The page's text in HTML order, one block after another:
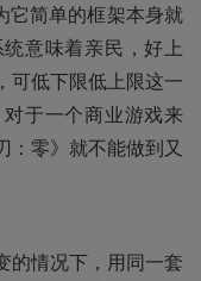
它简单的框架本身就
意味着亲民，好上
可低下限低上限这一
于一个商业游戏来
：零》就不能做到又
的情况下，用同一套